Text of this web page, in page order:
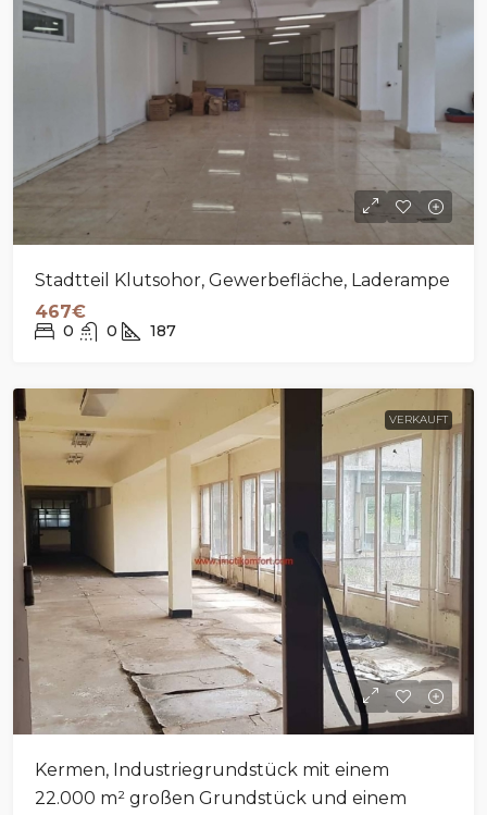
Stadtteil Klutsohor, Gewerbefläche, Laderampe
467€
0 0 187
VERKAUFT
Kermen, Industriegrundstück mit einem
22.000 m² großen Grundstück und einem